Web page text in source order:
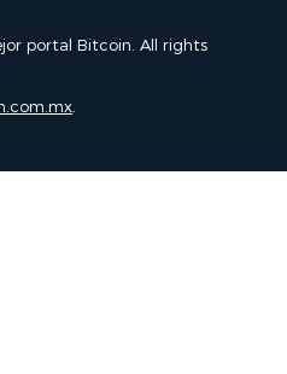
portal Bitcoin. All rights
.